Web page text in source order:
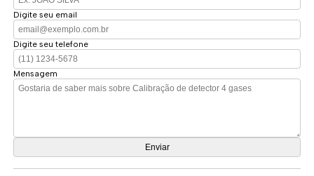
Digite seu email
Digite seu telefone
Mensagem